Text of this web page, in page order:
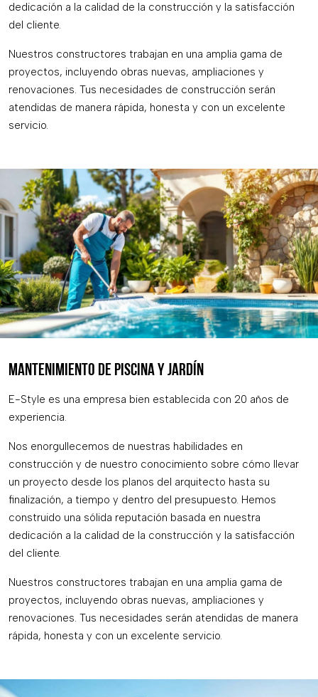
dedicación a la calidad de la construcción y la satisfacción
del cliente.
Nuestros constructores trabajan en una amplia gama de
proyectos, incluyendo obras nuevas, ampliaciones y
renovaciones. Tus necesidades de construcción serán
atendidas de manera rápida, honesta y con un excelente
servicio.
MANTENIMIENTO DE PISCINA Y JARDÍN
E-Style es una empresa bien establecida con 20 años de
experiencia.
Nos enorgullecemos de nuestras habilidades en
construcción y de nuestro conocimiento sobre cómo llevar
un proyecto desde los planos del arquitecto hasta su
finalización, a tiempo y dentro del presupuesto. Hemos
construido una sólida reputación basada en nuestra
dedicación a la calidad de la construcción y la satisfacción
del cliente.
Nuestros constructores trabajan en una amplia gama de
proyectos, incluyendo obras nuevas, ampliaciones y
renovaciones. Tus necesidades serán atendidas de manera
rápida, honesta y con un excelente servicio.